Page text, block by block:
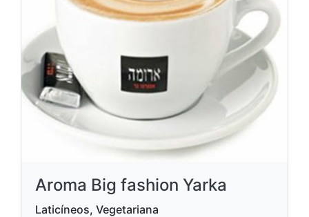
Aroma Big fashion Yarka
Laticíneos, Vegetariana